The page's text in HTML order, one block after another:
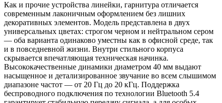
Как и прочие устройства линейки, гарнитура отличается
современным лаконичным оформлением без лишних
декоративных элементов. Модель представлена в двух
универсальных цветах: строгом черном и нейтральном сером
— оба варианта одинаково уместны как в офисной среде, так
и в повседневной жизни. Внутри стильного корпуса
скрывается впечатляющая техническая начинка.
Высококачественные динамики диаметром 40 мм выдают
насыщенное и детализированное звучание во всем слышимом
диапазоне частот — от 20 Гц до 20 кГц. Поддержка
беспроводного подключения по технологии Bluetooth 5.4